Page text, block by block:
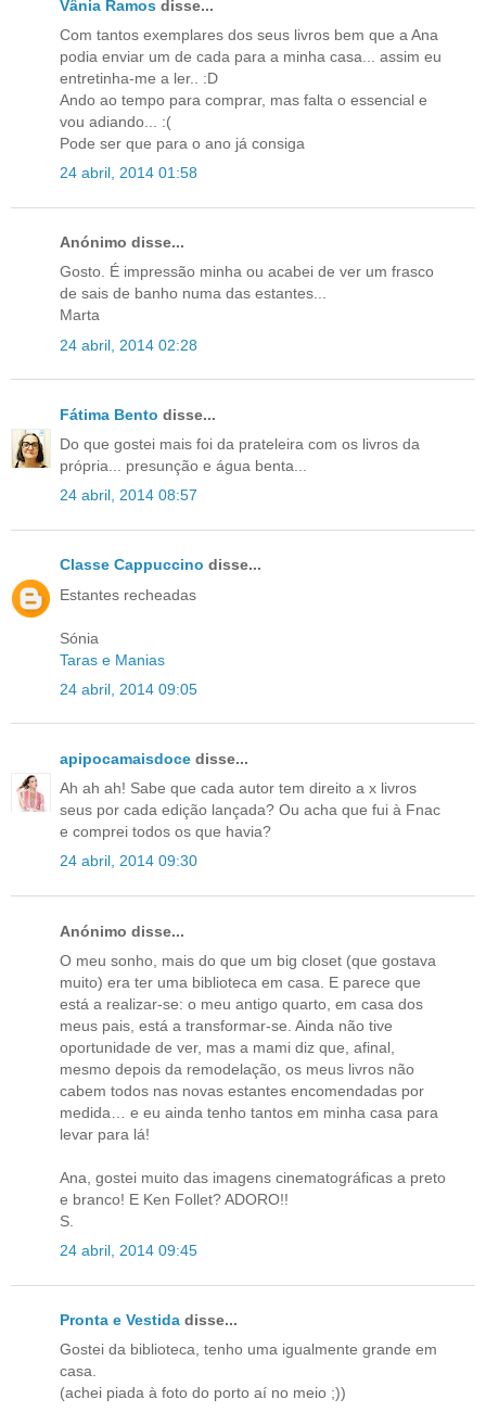
Vânia Ramos disse...
Com tantos exemplares dos seus livros bem que a Ana
podia enviar um de cada para a minha casa... assim eu
entretinha-me a ler.. :D
Ando ao tempo para comprar, mas falta o essencial e
vou adiando... :(
Pode ser que para o ano já consiga
24 abril, 2014 01:58
Anónimo disse...
Gosto. É impressão minha ou acabei de ver um frasco
de sais de banho numa das estantes...
Marta
24 abril, 2014 02:28
Fátima Bento disse...
Do que gostei mais foi da prateleira com os livros da
própria... presunção e água benta...
24 abril, 2014 08:57
Classe Cappuccino disse...
Estantes recheadas
Sónia
Taras e Manias
24 abril, 2014 09:05
apipocamaisdoce disse...
Ah ah ah! Sabe que cada autor tem direito a x livros
seus por cada edição lançada? Ou acha que fui à Fnac
e comprei todos os que havia?
24 abril, 2014 09:30
Anónimo disse...
O meu sonho, mais do que um big closet (que gostava
muito) era ter uma biblioteca em casa. E parece que
está a realizar-se: o meu antigo quarto, em casa dos
meus pais, está a transformar-se. Ainda não tive
oportunidade de ver, mas a mami diz que, afinal,
mesmo depois da remodelação, os meus livros não
cabem todos nas novas estantes encomendadas por
medida… e eu ainda tenho tantos em minha casa para
levar para lá!
Ana, gostei muito das imagens cinematográficas a preto
e branco! E Ken Follet? ADORO!!
S.
24 abril, 2014 09:45
Pronta e Vestida disse...
Gostei da biblioteca, tenho uma igualmente grande em
casa.
(achei piada à foto do porto aí no meio ;))